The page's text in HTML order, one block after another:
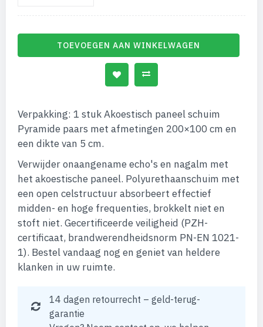
TOEVOEGEN AAN WINKELWAGEN
Verpakking: 1 stuk Akoestisch paneel schuim
Pyramide paars met afmetingen 200×100 cm en
een dikte van 5 cm.
Verwijder onaangename echo's en nagalm met
het akoestische paneel. Polyurethaanschuim met
een open celstructuur absorbeert effectief
midden- en hoge frequenties, brokkelt niet en
stoft niet. Gecertificeerde veiligheid (PZH-
certificaat, brandwerendheidsnorm PN-EN 1021-
1). Bestel vandaag nog en geniet van heldere
klanken in uw ruimte.
14 dagen retourrecht – geld-terug-
garantie